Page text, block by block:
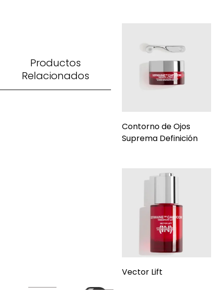
Productos
Relacionados
Contorno de Ojos
Suprema Definición
Vector Lift